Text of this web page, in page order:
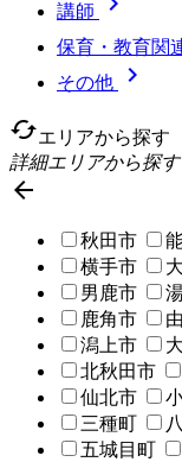
講師
保育・教育関
その他

cachedエリアから探す
詳細エリアから探す

秋田市
横手市
男鹿市
鹿角市
潟上市
北秋田市
仙北市
三種町
五城目町